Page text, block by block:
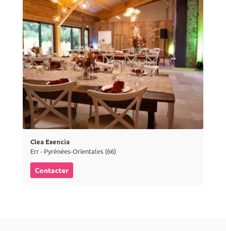
Clea Esencia
Err - Pyrénées-Orientales (66)
Contacter